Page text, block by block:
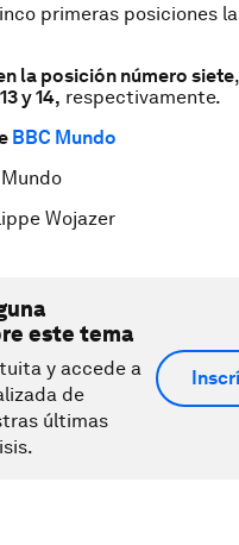
primeras posiciones
la posición número siete
y 14, respectivamente.
BBC Mundo
Wojazer
este tema
y accede a
de
últimas